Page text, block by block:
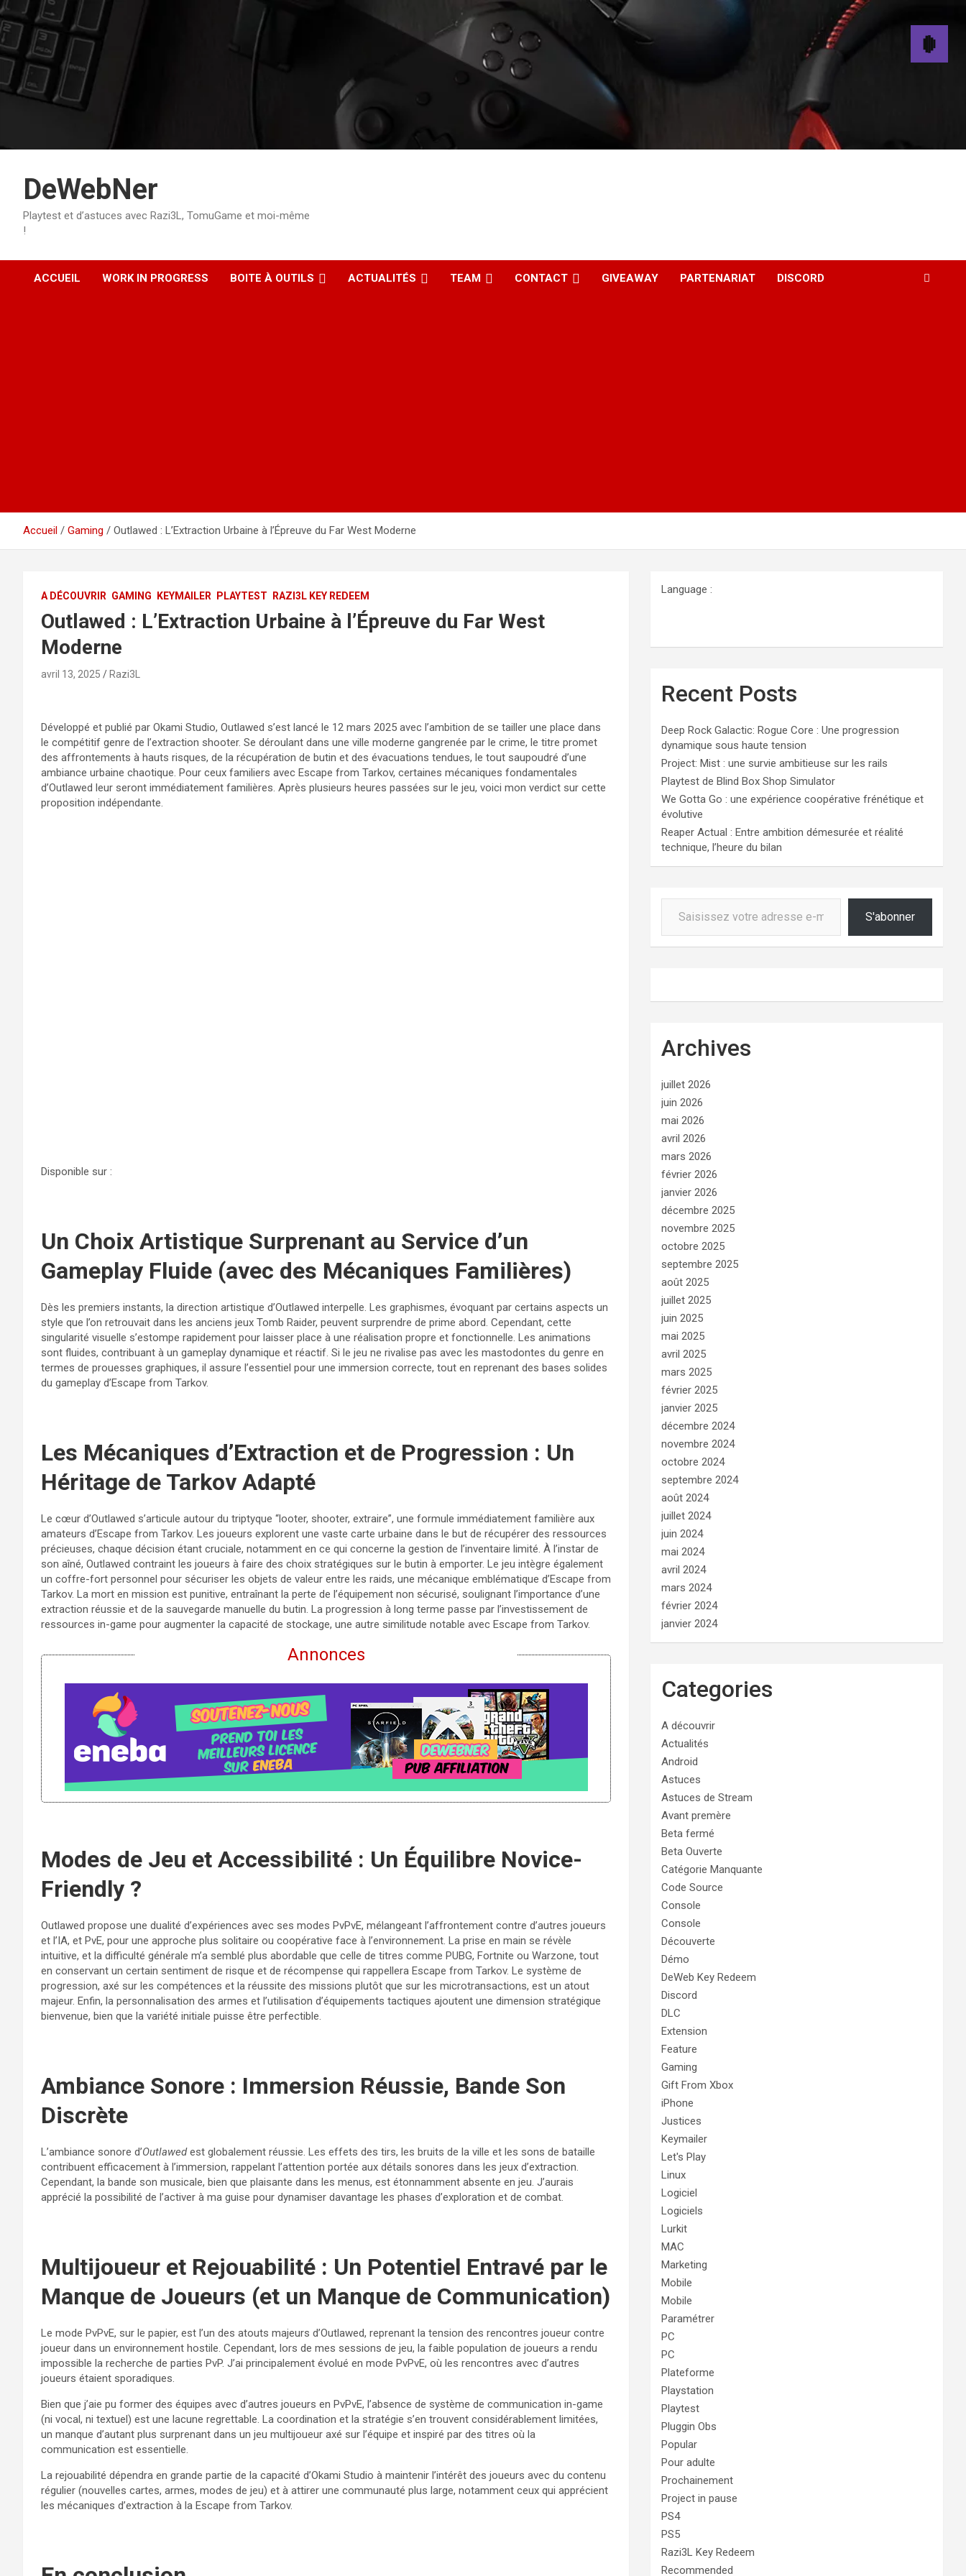
Aller
au
contenu
DeWebNer
Playtest et d’astuces avec Razi3L, TomuGame et moi-même
!
ACCUEIL WORK IN PROGRESS BOITE À OUTILS ACTUALITÉS TEAM CONTACT GIVEAWAY PARTENARIAT DISCORD
Accueil Gaming Outlawed : L’Extraction Urbaine à l’Épreuve du Far West Moderne
A DÉCOUVRIR GAMING KEYMAILER PLAYTEST RAZI3L KEY REDEEM
Outlawed : L’Extraction Urbaine à l’Épreuve du Far West
Moderne
avril 13, 2025 Razi3L
Développé et publié par Okami Studio, Outlawed s’est lancé le 12 mars 2025 avec l’ambition de se tailler une place dans
le compétitif genre de l’extraction shooter. Se déroulant dans une ville moderne gangrenée par le crime, le titre promet
des affrontements à hauts risques, de la récupération de butin et des évacuations tendues, le tout saupoudré d’une
ambiance urbaine chaotique. Pour ceux familiers avec Escape from Tarkov, certaines mécaniques fondamentales
d’Outlawed leur seront immédiatement familières. Après plusieurs heures passées sur le jeu, voici mon verdict sur cette
proposition indépendante.
Disponible sur :
Un Choix Artistique Surprenant au Service d’un
Gameplay Fluide (avec des Mécaniques Familières)
Dès les premiers instants, la direction artistique d’Outlawed interpelle. Les graphismes, évoquant par certains aspects un
style que l’on retrouvait dans les anciens jeux Tomb Raider, peuvent surprendre de prime abord. Cependant, cette
singularité visuelle s’estompe rapidement pour laisser place à une réalisation propre et fonctionnelle. Les animations
sont fluides, contribuant à un gameplay dynamique et réactif. Si le jeu ne rivalise pas avec les mastodontes du genre en
termes de prouesses graphiques, il assure l’essentiel pour une immersion correcte, tout en reprenant des bases solides
du gameplay d’Escape from Tarkov.
Les Mécaniques d’Extraction et de Progression : Un
Héritage de Tarkov Adapté
Le cœur d’Outlawed s’articule autour du triptyque “looter, shooter, extraire”, une formule immédiatement familière aux
amateurs d’Escape from Tarkov. Les joueurs explorent une vaste carte urbaine dans le but de récupérer des ressources
précieuses, chaque décision étant cruciale, notamment en ce qui concerne la gestion de l’inventaire limité. À l’instar de
son aîné, Outlawed contraint les joueurs à faire des choix stratégiques sur le butin à emporter. Le jeu intègre également
un coffre-fort personnel pour sécuriser les objets de valeur entre les raids, une mécanique emblématique d’Escape from
Tarkov. La mort en mission est punitive, entraînant la perte de l’équipement non sécurisé, soulignant l’importance d’une
extraction réussie et de la sauvegarde manuelle du butin. La progression à long terme passe par l’investissement de
ressources in-game pour augmenter la capacité de stockage, une autre similitude notable avec Escape from Tarkov.
Annonces
Modes de Jeu et Accessibilité : Un Équilibre Novice-
Friendly ?
Outlawed propose une dualité d’expériences avec ses modes PvPvE, mélangeant l’affrontement contre d’autres joueurs
et l’IA, et PvE, pour une approche plus solitaire ou coopérative face à l’environnement. La prise en main se révèle
intuitive, et la difficulté générale m’a semblé plus abordable que celle de titres comme PUBG, Fortnite ou Warzone, tout
en conservant un certain sentiment de risque et de récompense qui rappellera Escape from Tarkov. Le système de
progression, axé sur les compétences et la réussite des missions plutôt que sur les microtransactions, est un atout
majeur. Enfin, la personnalisation des armes et l’utilisation d’équipements tactiques ajoutent une dimension stratégique
bienvenue, bien que la variété initiale puisse être perfectible.
Ambiance Sonore : Immersion Réussie, Bande Son
Discrète
L’ambiance sonore d’Outlawedest globalement réussie. Les effets des tirs, les bruits de la ville et les sons de bataille
contribuent efficacement à l’immersion, rappelant l’attention portée aux détails sonores dans les jeux d’extraction.
Cependant, la bande son musicale, bien que plaisante dans les menus, est étonnamment absente en jeu. J’aurais
apprécié la possibilité de l’activer à ma guise pour dynamiser davantage les phases d’exploration et de combat.
Multijoueur et Rejouabilité : Un Potentiel Entravé par le
Manque de Joueurs (et un Manque de Communication)
Le mode PvPvE, sur le papier, est l’un des atouts majeurs d’Outlawed, reprenant la tension des rencontres joueur contre
joueur dans un environnement hostile. Cependant, lors de mes sessions de jeu, la faible population de joueurs a rendu
impossible la recherche de parties PvP. J’ai principalement évolué en mode PvPvE, où les rencontres avec d’autres
joueurs étaient sporadiques.
Bien que j’aie pu former des équipes avec d’autres joueurs en PvPvE, l’absence de système de communication in-game
(ni vocal, ni textuel) est une lacune regrettable. La coordination et la stratégie s’en trouvent considérablement limitées,
un manque d’autant plus surprenant dans un jeu multijoueur axé sur l’équipe et inspiré par des titres où la
communication est essentielle.
La rejouabilité dépendra en grande partie de la capacité d’Okami Studio à maintenir l’intérêt des joueurs avec du contenu
régulier (nouvelles cartes, armes, modes de jeu) et à attirer une communauté plus large, notamment ceux qui apprécient
les mécaniques d’extraction à la Escape from Tarkov.
Language :
Recent Posts
Deep Rock Galactic: Rogue Core : Une progression
dynamique sous haute tension
Project: Mist : une survie ambitieuse sur les rails
Playtest de Blind Box Shop Simulator
We Gotta Go : une expérience coopérative frénétique et
évolutive
Reaper Actual : Entre ambition démesurée et réalité
technique, l’heure du bilan
Saisissez votre adresse e-mail…
S'abonner
Archives
juillet 2026
juin 2026
mai 2026
avril 2026
mars 2026
février 2026
janvier 2026
décembre 2025
novembre 2025
octobre 2025
septembre 2025
août 2025
juillet 2025
juin 2025
mai 2025
avril 2025
mars 2025
février 2025
janvier 2025
décembre 2024
novembre 2024
octobre 2024
septembre 2024
août 2024
juillet 2024
juin 2024
mai 2024
avril 2024
mars 2024
février 2024
janvier 2024
Categories
A découvrir
Actualités
Android
Astuces
Astuces de Stream
Avant premère
Beta fermé
Beta Ouverte
Catégorie Manquante
Code Source
Console
Console
Découverte
Démo
DeWeb Key Redeem
Discord
DLC
Extension
Feature
Gaming
Gift From Xbox
iPhone
Justices
Keymailer
Let's Play
Linux
Logiciel
Logiciels
Lurkit
MAC
Marketing
Mobile
Mobile
Paramétrer
PC
PC
Plateforme
Playstation
Playtest
Pluggin Obs
Popular
Pour adulte
Prochainement
Project in pause
PS4
PS5
Razi3L Key Redeem
Recommended